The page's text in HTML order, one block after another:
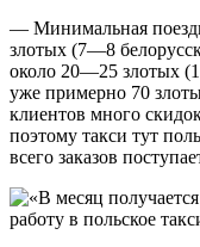
— Минимальная
злотых (7—8
около 20—25 злотых
уже примерно 70
клиентов много
поэтому такси тут
всего заказов